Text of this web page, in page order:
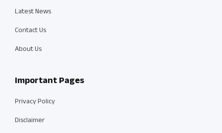
Latest News
Contact Us
About Us
Important Pages
Privacy Policy
Disclaimer